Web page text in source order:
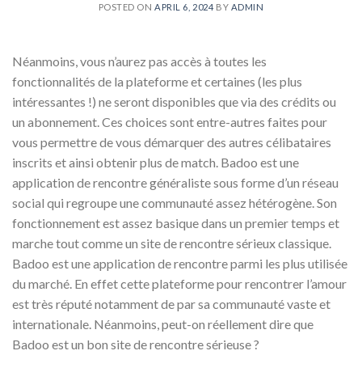
POSTED ON APRIL 6, 2024 BY ADMIN
Néanmoins, vous n’aurez pas accès à toutes les
fonctionnalités de la plateforme et certaines (les plus
intéressantes !) ne seront disponibles que via des crédits ou
un abonnement. Ces choices sont entre-autres faites pour
vous permettre de vous démarquer des autres célibataires
inscrits et ainsi obtenir plus de match. Badoo est une
application de rencontre généraliste sous forme d’un réseau
social qui regroupe une communauté assez hétérogène. Son
fonctionnement est assez basique dans un premier temps et
marche tout comme un site de rencontre sérieux classique.
Badoo est une application de rencontre parmi les plus utilisée
du marché. En effet cette plateforme pour rencontrer l’amour
est très réputé notamment de par sa communauté vaste et
internationale. Néanmoins, peut-on réellement dire que
Badoo est un bon site de rencontre sérieuse ?